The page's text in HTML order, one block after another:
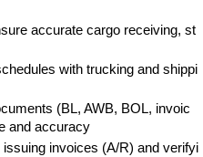
accurate cargo receiving, st
with trucking and shippi
(BL, AWB, BOL, invoic
and accuracy
invoices (A/R) and verifyi